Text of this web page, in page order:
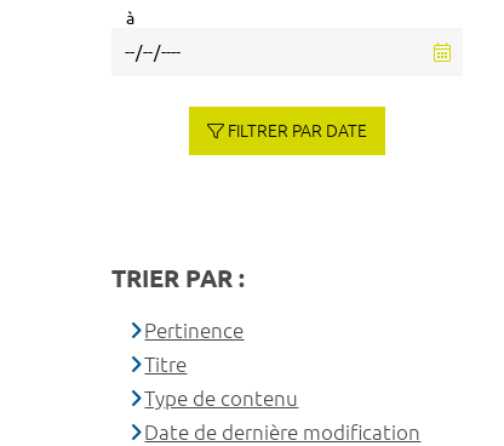
à
FILTRER PAR DATE
TRIER PAR :
Pertinence
Titre
Type de contenu
Date de dernière modification